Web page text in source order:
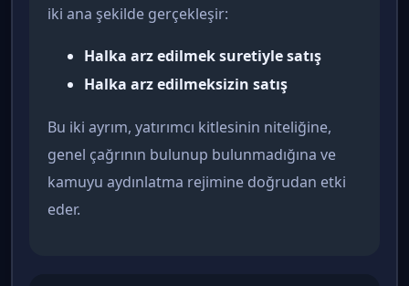
iki ana şekilde gerçekleşir:
Halka arz edilmek suretiyle satış
Halka arz edilmeksizin satış
Bu iki ayrım, yatırımcı kitlesinin niteliğine,
genel çağrının bulunup bulunmadığına ve
kamuyu aydınlatma rejimine doğrudan etki
eder.